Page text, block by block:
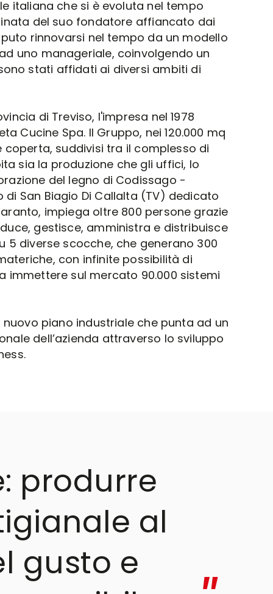
italiana che si è evoluta nel tempo
del suo fondatore affiancato dai
rinnovarsi nel tempo da un modello
uno manageriale, coinvolgendo un
stati affidati ai diversi ambiti di
di Treviso, l'impresa nel 1978
Cucine Spa. Il Gruppo, nei 120.000 mq
suddivisi tra il complesso di
sia la produzione che gli uffici, lo
del legno di Codissago -
di San Biagio Di Callalta (TV) dedicato
impiega oltre 800 persone grazie
gestisce, amministra e distribuisce
5 diverse scocche, che generano 300
con infinite possibilità di
immettere sul mercato 90.000 sistemi
nuovo piano industriale che punta ad un
dell’azienda attraverso lo sviluppo
produrre
al
gusto e